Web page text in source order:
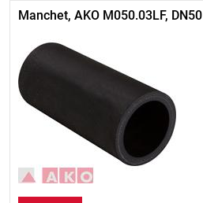
Manchet, AKO M050.03LF, DN50